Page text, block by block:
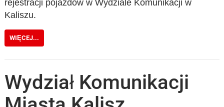
rejestracji pojazdów w Wydziale Komunikacji w
Kaliszu.
WIĘCEJ...
Wydział Komunikacji